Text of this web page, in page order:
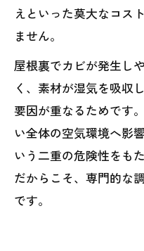
えといった莫大なコス
ません。
屋根裏でカビが発生し
く、素材が湿気を吸収
要因が重なるためです
い全体の空気環境へ影
いう二重の危険性をも
だからこそ、専門的な
です。